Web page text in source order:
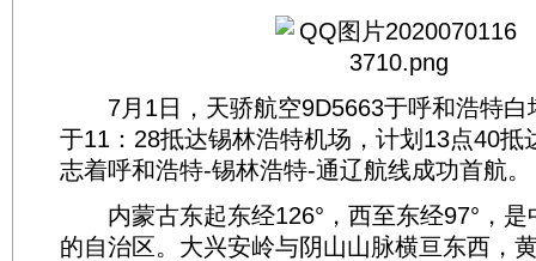
7月1日，天骄航空9D5663于呼和浩特白
于11：28抵达锡林浩特机场，计划13点40抵
志着呼和浩特-锡林浩特-通辽航线成功首航。
内蒙古东起东经126°，西至东经97°，是
的自治区。大兴安岭与阴山山脉横亘东西，